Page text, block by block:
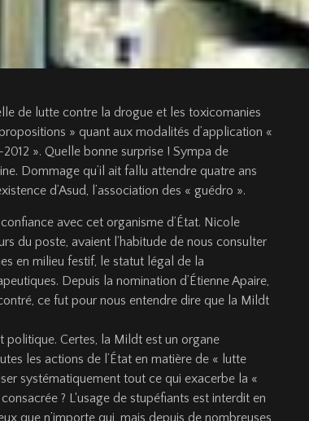
de lutte contre la drogue et les toxicomanies
» quant aux modalités d’application «
». Quelle bonne surprise ! Sympa de
Dommage qu’il ait fallu attendre quatre ans
d’Asud, l’association des « guédro ».
avec cet organisme d’État. Nicole
du poste, avaient l’habitude de nous consulter
en milieu festif, le statut légal de la
Depuis la nomination d’Étienne Apaire,
ce fut pour nous entendre dire que la Mildt
politique. Certes, la Mildt est un organe
les actions de l’État en matière de « lutte
systématiquement tout ce qui exacerbe la «
? L‘usage de stupéfiants est interdit en
que n’importe qui, mais depuis de nombreuses